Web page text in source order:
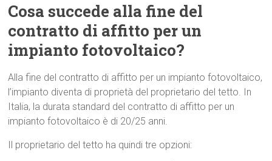
Cosa succede alla fine del
contratto di affitto per un
impianto fotovoltaico?
Alla fine del contratto di affitto per un impianto fotovoltaico,
l’impianto diventa di proprietà del proprietario del tetto. In
Italia, la durata standard del contratto di affitto per un
impianto fotovoltaico è di 20/25 anni.
Il proprietario del tetto ha quindi tre opzioni: